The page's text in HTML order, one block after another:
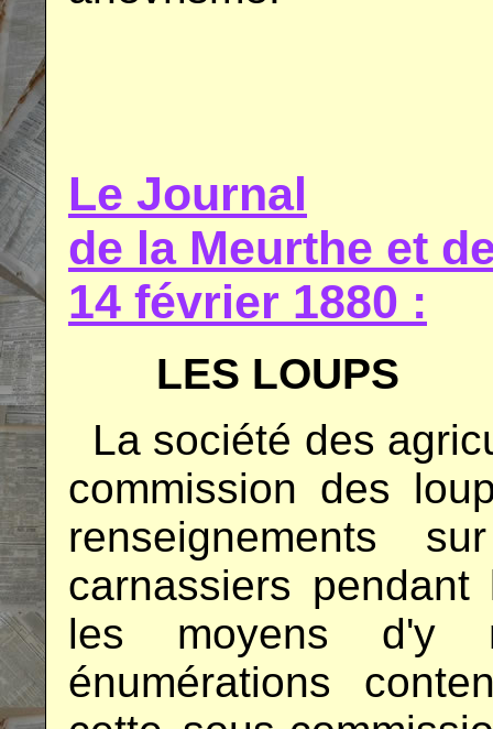
Le Journal
de la Meurthe et
14 février 1880 :
LES LOUPS
La société des
commission des
renseignements
carnassiers
les moyens d'y
énumérations